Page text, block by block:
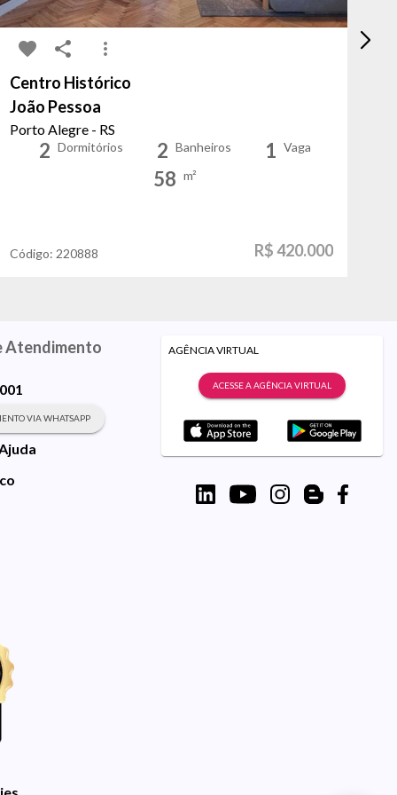
Centro Histórico
João Pessoa
Porto Alegre - RS
2 Dormitórios 2 Banheiros 1 Vaga
58 m²
Código: 220888 R$ 420.000
Atendimento
VIA WHATSAPP
AGÊNCIA VIRTUAL
ACESSE A AGÊNCIA VIRTUAL